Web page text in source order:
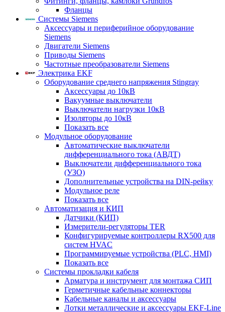
Фланцы
Системы Siemens
Аксессуары и периферийное оборудование
Siemens
Двигатели Siemens
Приводы Siemens
Частотные преобразователи Siemens
Электрика EKF
Оборудование среднего напряжения Stingray
Аксессуары до 10кВ
Вакуумные выключатели
Выключатели нагрузки 10кВ
Изоляторы до 10кВ
Показать все
Модульное оборудование
Автоматические выключатели
дифференциального тока (АВДТ)
Выключатели дифференциального тока
(УЗО)
Дополнительные устройства на DIN-рейку
Модульное реле
Показать все
Автоматизация и КИП
Датчики (КИП)
Измерители-регуляторы TER
Конфигурируемые контроллеры RX500 для
систем HVAC
Программируемые устройства (PLC, HMI)
Показать все
Системы прокладки кабеля
Арматура и инструмент для монтажа СИП
Герметичные кабельные коннекторы
Кабельные каналы и аксессуары
Лотки металлические и аксессуары EKF-Line